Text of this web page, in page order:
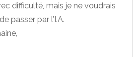
difficulté, mais je ne voudrais
passer par l’I.A.